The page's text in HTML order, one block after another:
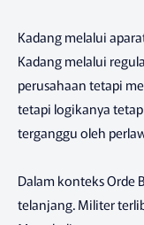
Kadang melalui
Kadang melalui
perusahaan tetapi
tetapi logikanya
terganggu oleh
Dalam konteks Orde
telanjang. Militer